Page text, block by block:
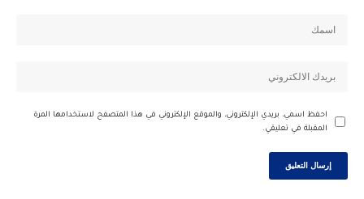
احفظ اسمي، بريدي الإلكتروني، والموقع الإلكتروني في هذا المتصفح لاستخدامها المرة
المقبلة في تعليقي.